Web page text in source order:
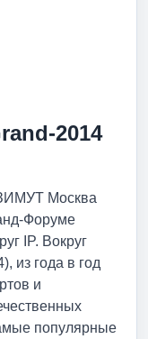
2014
Москва
Форуме
IP. Вокруг
из года в год
и
популярные